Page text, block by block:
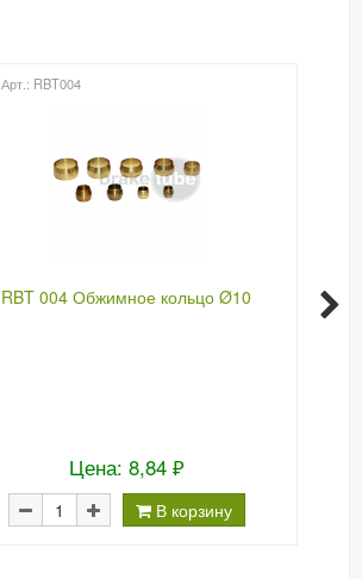
Арт.: RBT004
RBT 004 Обжимное кольцо Ø10
Цена: 8,84 ₽
В корзину